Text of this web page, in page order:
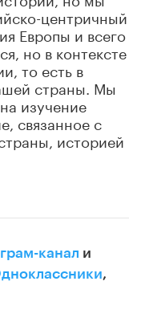
центричный
Европы и всего
но в контексте
то есть в
страны. Мы
изучение
связанное с
историей
канал и
,